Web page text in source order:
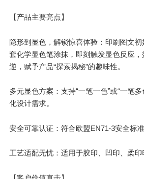
【产品主要亮点】
隐形到显色，解锁惊喜体验：印刷图文
套化学显色笔涂抹，即刻触发显色反应
逆，赋予产品“探索揭秘”的趣味性。
多元显色方案：支持“一笔一色”或“一笔
化设计需求。
安全可靠认证：符合欧盟EN71-3安全标准
工艺适配无忧：适用于胶印、凹印、柔印